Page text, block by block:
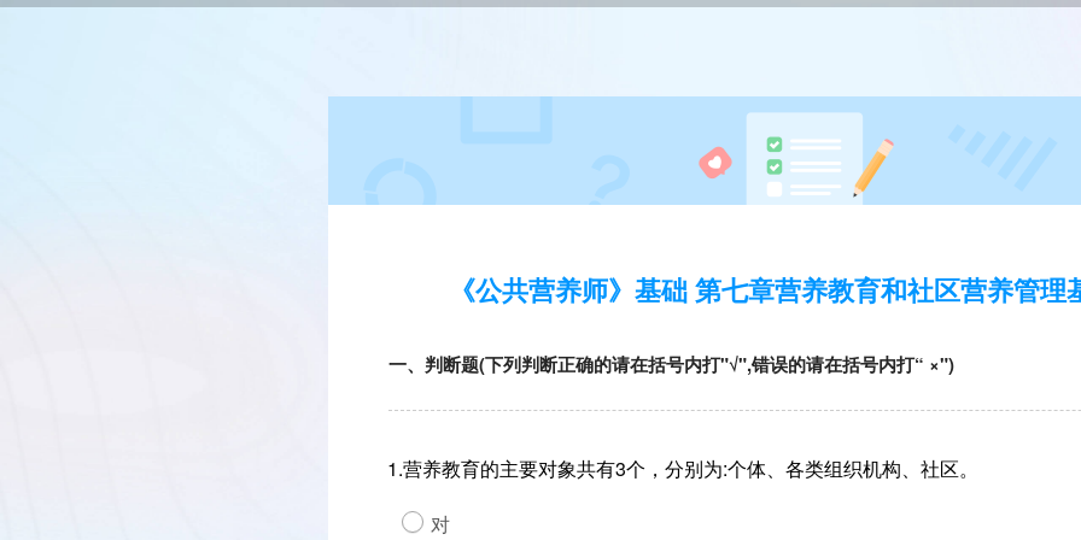
《公共营养师》基础 第七章营养教育和社区营养管理
一、判断题(下列判断正确的请在括号内打"√",错误的请在括号内打“ ×")
1.营养教育的主要对象共有3个，分别为:个体、各类组织机构、社区。
对